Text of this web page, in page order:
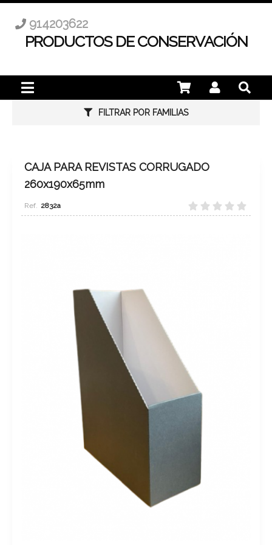
PRODUCTOS DE CONSERVACIÓN
914203622
FILTRAR POR FAMILIAS
CAJA PARA REVISTAS CORRUGADO
260x190x65mm
2832a